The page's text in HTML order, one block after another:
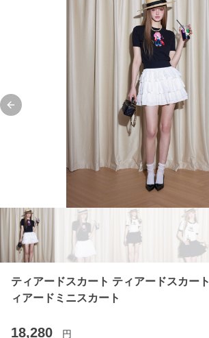
Previous slide
ティアードスカート ティアードスカー
ィアードミニスカート
18,280 円